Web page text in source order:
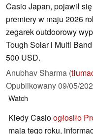
Casio Japan, pojawił
premiery w maju 2026
zegarek outdoorowy
Tough Solar i Multi
500 USD.
Anubhav Sharma (
Opublikowany09/05/
Watch
Kiedy Casioogłosiło
maja tego roku,